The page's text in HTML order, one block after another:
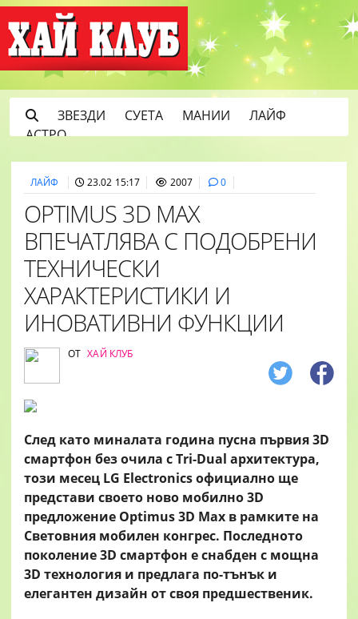
ЗВЕЗДИ СУЕТА МАНИИ
ЛАЙФ
АСТРО
ЛАЙФ 23.02 15:17 2007 0
OPTIMUS 3D MAX
ВПЕЧАТЛЯВА С ПОДОБРЕНИ
ТЕХНИЧЕСКИ
ХАРАКТЕРИСТИКИ И
ИНОВАТИВНИ ФУНКЦИИ
ОТ ХАЙ КЛУБ
След като миналата година пусна първия 3D
смартфон без очила с Tri-Dual архитектура,
този месец LG Electronics официално ще
представи своето ново мобилно 3D
предложение Optimus 3D Max в рамките на
Световния мобилен конгрес. Последното
поколение 3D смартфон е снабден с мощна
3D технология и предлага по-тънък и
елегантен дизайн от своя предшественик.